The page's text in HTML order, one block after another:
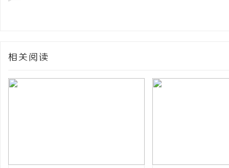
相关阅读